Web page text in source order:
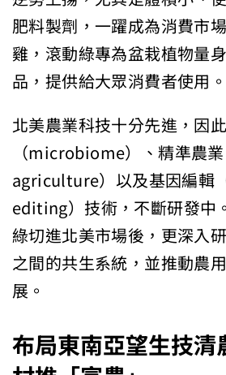
肥料製劑，一躍成為消費市
雞，滾動綠專為盆栽植物量
品，提供給大眾消費者使用。
北美農業科技十分先進，因
（microbiome）、精準農
agriculture）以及基因編
editing）技術，不斷研發中
綠切進北美市場後，更深入
之間的共生系統，並推動農
展。
布局東南亞望生技